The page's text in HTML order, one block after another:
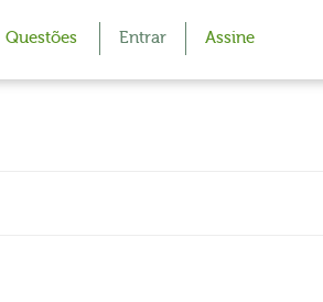
Questões Entrar Assine